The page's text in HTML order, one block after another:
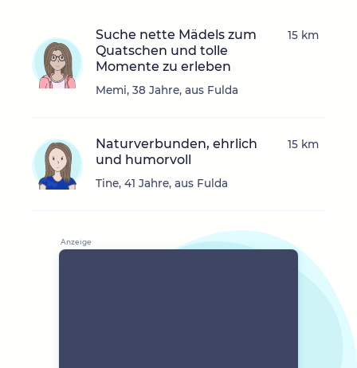
Suche nette Mädels zum
Quatschen und tolle
Momente zu erleben
Memi, 38 Jahre, aus Fulda
15 km
Naturverbunden, ehrlich
und humorvoll
Tine, 41 Jahre, aus Fulda
15 km